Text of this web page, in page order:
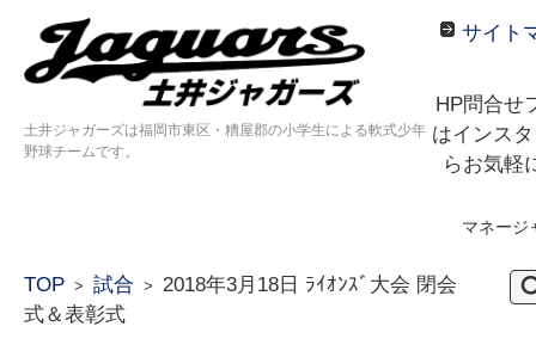
土井ジャガーズは福岡市東区・糟屋郡の小学生による軟式少年
野球チームです。
サイト
HP問合せ
はインス
らお気軽
マネー
TOP > 試合 > 2018年3月18日 ﾗｲｵﾝｽﾞ大会 閉会
式＆表彰式
検
索: